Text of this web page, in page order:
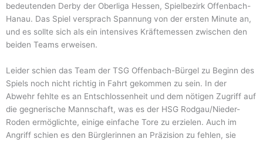
bedeutenden Derby der Oberliga Hessen, Spielbezirk Offenbach-
Hanau. Das Spiel versprach Spannung von der ersten Minute an,
und es sollte sich als ein intensives Kräftemessen zwischen den
beiden Teams erweisen.
Leider schien das Team der TSG Offenbach-Bürgel zu Beginn des
Spiels noch nicht richtig in Fahrt gekommen zu sein. In der
Abwehr fehlte es an Entschlossenheit und dem nötigen Zugriff auf
die gegnerische Mannschaft, was es der HSG Rodgau/Nieder-
Roden ermöglichte, einige einfache Tore zu erzielen. Auch im
Angriff schien es den Bürglerinnen an Präzision zu fehlen, sie